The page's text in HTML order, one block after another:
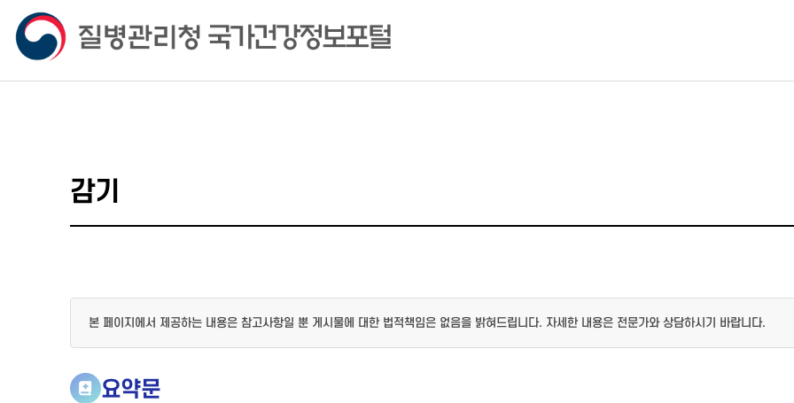
감기
본 페이지에서 제공하는 내용은 참고사항일 뿐 게시물에 대한 법적책임은 없음을 밝혀드립니다. 자세한 내용은 전문가와 상담하시기 바랍니다.
요약문